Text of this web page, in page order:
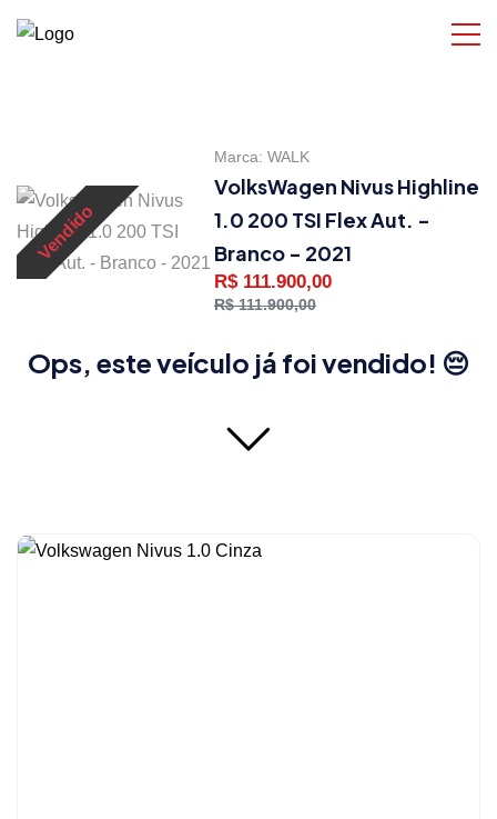
Vendido
Marca: WALK
VolksWagen Nivus Highline
1.0 200 TSI Flex Aut. -
Branco - 2021
R$ 111.900,00
R$ 111.900,00
Ops, este veículo já foi vendido! 😔